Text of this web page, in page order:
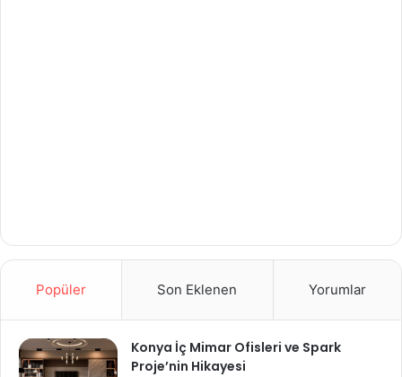
Popüler Son Eklenen Yorumlar
Konya İç Mimar Ofisleri ve Spark
Proje’nin Hikayesi